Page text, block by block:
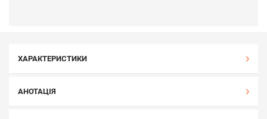
ХАРАКТЕРИСТИКИ
АНОТАЦІЯ